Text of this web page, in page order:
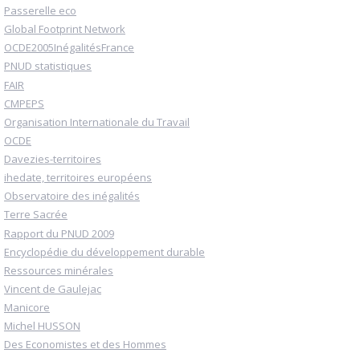
Passerelle eco
Global Footprint Network
OCDE2005InégalitésFrance
PNUD statistiques
FAIR
CMPEPS
Organisation Internationale du Travail
OCDE
Davezies-territoires
ihedate, territoires européens
Observatoire des inégalités
Terre Sacrée
Rapport du PNUD 2009
Encyclopédie du développement durable
Ressources minérales
Vincent de Gaulejac
Manicore
Michel HUSSON
Des Economistes et des Hommes